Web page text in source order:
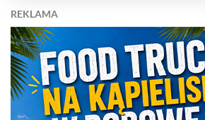
REKLAMA